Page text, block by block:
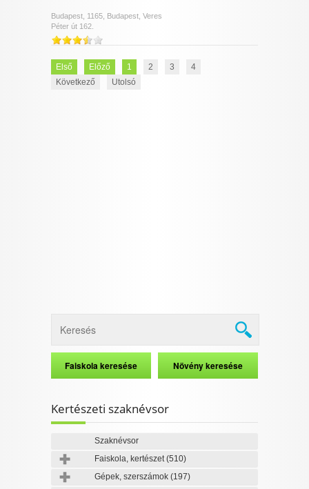
Budapest, 1165, Budapest, Veres
Péter út 162.
Első Előző 1 2 3
4
Következő
Utolsó
Kertészeti szaknévsor
Szaknévsor
Faiskola, kertészet(510)
Gépek, szerszámok (197)